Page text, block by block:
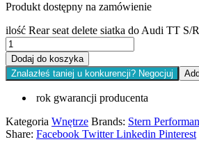
Produkt dostępny na zamówienie
ilość Rear seat delete siatka do Audi TT S/
Dodaj do koszyka
Znalazłeś taniej u konkurencji? Negocjuj
rok gwarancji producenta
Kategoria Wnętrze Brands: Stern
Share: Facebook Twitter Linkedin Pinterest